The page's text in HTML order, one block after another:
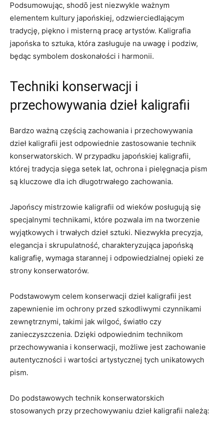
Podsumowując,​ shodō jest‍ niezwykle ważnym
elementem kultury japońskiej, odzwierciedlającym
tradycję, piękno i ‍misterną pracę artystów. Kaligrafia
japońska to sztuka, która zasługuje na ‍uwagę i podziw,
będąc ‍symbolem doskonałości i harmonii.
Techniki konserwacji i
⁤przechowywania dzieł kaligrafii
Bardzo ⁤ważną częścią‌ zachowania i przechowywania
dzieł ⁣kaligrafii jest odpowiednie zastosowanie technik
konserwatorskich. ​W przypadku japońskiej kaligrafii,
której tradycja sięga setek lat, ochrona i ⁣pielęgnacja pism
są kluczowe dla ich długotrwałego ⁢zachowania.
Japońscy mistrzowie kaligrafii od wieków⁢ posługują się
specjalnymi technikami, które pozwala⁤ im na tworzenie
wyjątkowych i‌ trwałych dzieł‌ sztuki. Niezwykła precyzja,
elegancja i skrupulatność, charakteryzująca japońską
kaligrafię, wymaga​ starannej i odpowiedzialnej opieki ze
strony ⁣konserwatorów.
Podstawowym celem konserwacji dzieł kaligrafii jest
zapewnienie im ⁣ochrony przed ‌szkodliwymi czynnikami
zewnętrznymi, takimi jak‌ wilgoć, światło ​czy
zanieczyszczenia. Dzięki odpowiednim technikom
przechowywania⁤ i konserwacji, możliwe jest zachowanie
autentyczności i wartości artystycznej tych unikatowych
pism.
Do podstawowych technik konserwatorskich
stosowanych przy przechowywaniu dzieł kaligrafii należą: